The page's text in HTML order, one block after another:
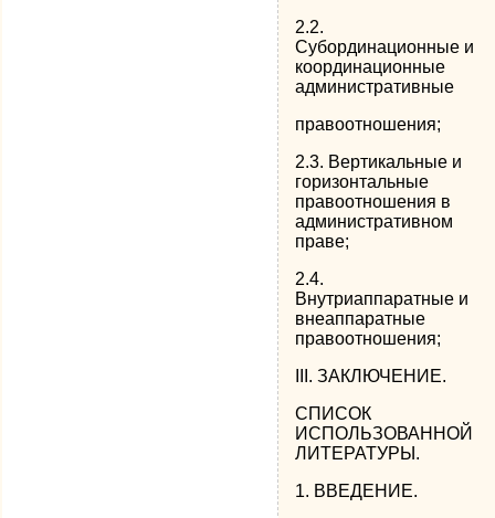
2.2.
Субординационные и
координационные
административные
правоотношения;
2.3. Вертикальные и
горизонтальные
правоотношения в
административном
праве;
2.4.
Внутриаппаратные и
внеаппаратные
правоотношения;
III. ЗАКЛЮЧЕНИЕ.
СПИСОК
ИСПОЛЬЗОВАННОЙ
ЛИТЕРАТУРЫ.
1. ВВЕДЕНИЕ.